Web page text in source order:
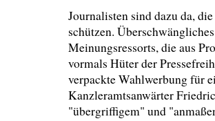
Journalisten sind dazu da,
schützen.
Meinungsressorts, die aus
vormals Hüter der
verpackte Wahlwerbung für
Kanzleramtsanwärter
"übergriffigem" und